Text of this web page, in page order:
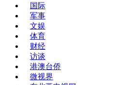
国际
军事
文娱
体育
财经
访谈
港澳台侨
微视界